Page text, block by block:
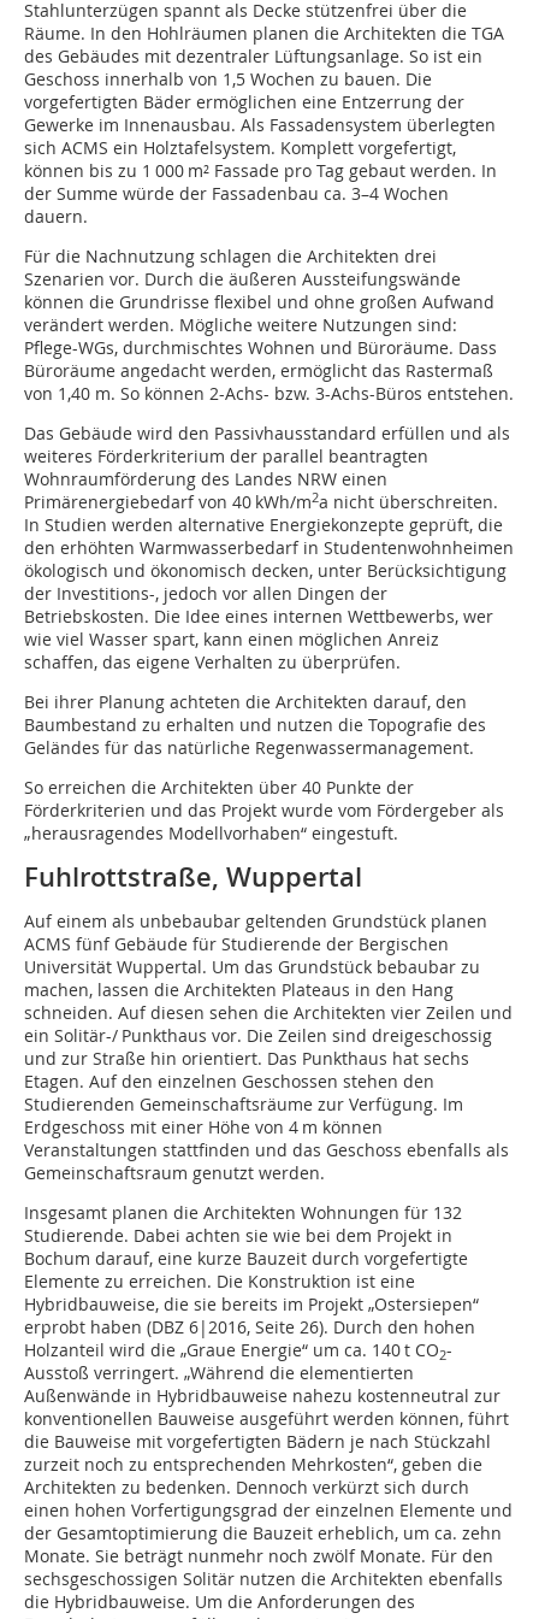
Stahlunterzügen spannt als Decke stützenfrei über die
Räume. In den Hohlräumen planen die Architekten die TGA
des Gebäudes mit dezentraler Lüftungsanlage. So ist ein
Geschoss innerhalb von 1,5 Wochen zu bauen. Die
vorgefertigten Bäder ermöglichen eine Entzerrung der
Gewerke im Innenausbau. Als Fassadensystem überlegten
sich ACMS ein Holztafelsystem. Komplett vorgefertigt,
können bis zu 1 000 m² Fassade pro Tag gebaut werden. In
der Summe würde der Fassadenbau ca. 3–4 Wochen
dauern.
Für die Nachnutzung schlagen die Architekten drei
Szenarien vor. Durch die äußeren Aussteifungswände
können die Grundrisse flexibel und ohne großen Aufwand
verändert werden. Mögliche weitere Nutzungen sind:
Pflege-WGs, durchmischtes Wohnen und Büroräume. Dass
Büroräume angedacht werden, ermöglicht das Rastermaß
von 1,40 m. So können 2-Achs- bzw. 3-Achs-Büros entstehen.
Das Gebäude wird den Passivhausstandard erfüllen und als
weiteres Förderkriterium der parallel beantragten
Wohnraumförderung des Landes NRW einen
Primärenergiebedarf von 40 kWh/m2a nicht überschreiten.
In Studien werden alternative Energiekonzepte geprüft, die
den erhöhten Warmwasserbedarf in Studentenwohnheimen
ökologisch und ökonomisch decken, unter Berücksichtigung
der Investitions-, jedoch vor allen Dingen der
Betriebskosten. Die Idee eines internen Wettbewerbs, wer
wie viel Wasser spart, kann einen möglichen Anreiz
schaffen, das eigene Verhalten zu überprüfen.
Bei ihrer Planung achteten die Architekten darauf, den
Baumbestand zu erhalten und nutzen die Topografie des
Geländes für das natürliche Regenwassermanagement.
So erreichen die Architekten über 40 Punkte der
Förderkriterien und das Projekt wurde vom Fördergeber als
„herausragendes Modellvorhaben“ eingestuft.
Fuhlrottstraße, Wuppertal
Auf einem als unbebaubar geltenden Grundstück planen
ACMS fünf Gebäude für Studierende der Bergischen
Universität Wuppertal. Um das Grundstück bebaubar zu
machen, lassen die Architekten Plateaus in den Hang
schneiden. Auf diesen sehen die Architekten vier Zeilen und
ein Solitär-/ Punkthaus vor. Die Zeilen sind dreigeschossig
und zur Straße hin orientiert. Das Punkthaus hat sechs
Etagen. Auf den einzelnen Geschossen stehen den
Studierenden Gemeinschaftsräume zur Verfügung. Im
Erdgeschoss mit einer Höhe von 4 m können
Veranstaltungen stattfinden und das Geschoss ebenfalls als
Gemeinschaftsraum genutzt werden.
Insgesamt planen die Architekten Wohnungen für 132
Studierende. Dabei achten sie wie bei dem Projekt in
Bochum darauf, eine kurze Bauzeit durch vorgefertigte
Elemente zu erreichen. Die Konstruktion ist eine
Hybridbauweise, die sie bereits im Projekt „Ostersiepen“
erprobt haben (DBZ 6|2016, Seite 26). Durch den hohen
Holzanteil wird die „Graue Energie“ um ca. 140 t CO2-
Ausstoß verringert. „Während die elementierten
Außenwände in Hybridbauweise nahezu kostenneutral zur
konventionellen Bauweise ausgeführt werden können, führt
die Bauweise mit vorgefertigten Bädern je nach Stückzahl
zurzeit noch zu entsprechenden Mehrkosten“, geben die
Architekten zu bedenken. Dennoch verkürzt sich durch
einen hohen Vorfertigungsgrad der einzelnen Elemente und
der Gesamtoptimierung die Bauzeit erheblich, um ca. zehn
Monate. Sie beträgt nunmehr noch zwölf Monate. Für den
sechsgeschossigen Solitär nutzen die Architekten ebenfalls
die Hybridbauweise. Um die Anforderungen des